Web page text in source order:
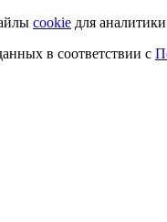
cookie для
в соответствии с